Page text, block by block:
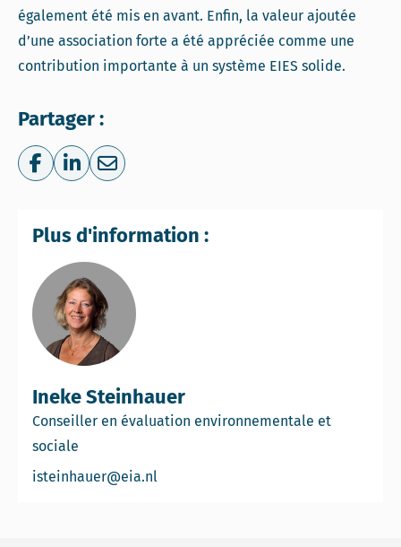
également été mis en avant. Enfin, la valeur ajoutée
d’une association forte a été appréciée comme une
contribution importante à un système EIES solide.
Partager :
Share on Facebook
Share on LinkedIn
Share via e-mail
Ineke Steinhauer
Conseiller en évaluation environnementale et
sociale
isteinhauer@eia.nl
Plus d'information :